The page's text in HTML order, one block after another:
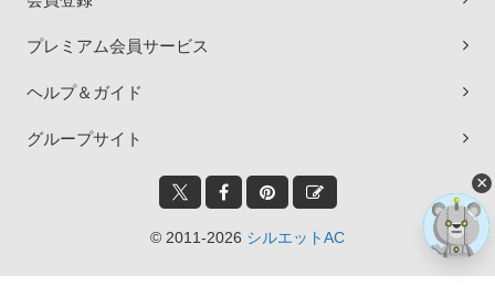
プレミアム会員サービス
ヘルプ＆ガイド
グループサイト
© 2011-2026 シルエットAC
×